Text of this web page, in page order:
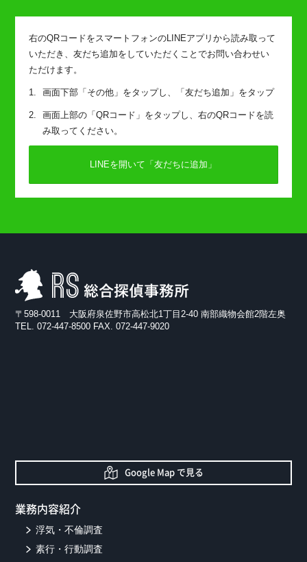
右のQRコードをスマートフォンのLINEアプリから読み取って
いただき、友だち追加をしていただくことでお問い合わせい
ただけます。
画面下部「その他」をタップし、「友だち追加」をタップ
画面上部の「QRコード」をタップし、右のQRコードを読
み取ってください。
LINEを開いて「友だちに追加」
〒598-0011 大阪府泉佐野市高松北1丁目2-40 南部織物会館2階左奥
TEL. 072-447-8500 FAX. 072-447-9020
Google Map で見る
業務内容紹介
浮気・不倫調査
素行・行動調査